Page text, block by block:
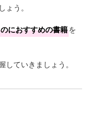
う。
におすすめの書籍を
ていきましょう。